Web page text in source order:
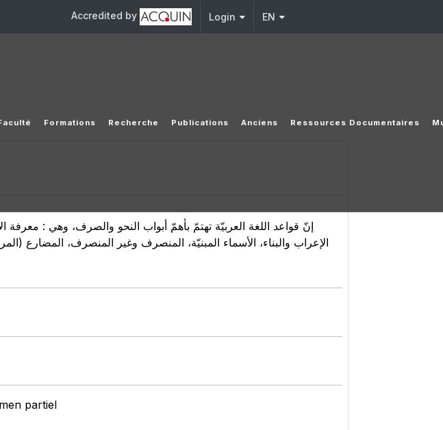
Accredited by Login EN
Formations Recherche Publications Anciens Ressources Documentaires
إنّ قواعد اللغة العربيّة تهتمّ بأهمّ أبواب النحو والصرف، وهي : معرفة
الإعراب والبناء، الأسماء المبنيّة، المنصرف وغير المنصرف، المضارع
partiel